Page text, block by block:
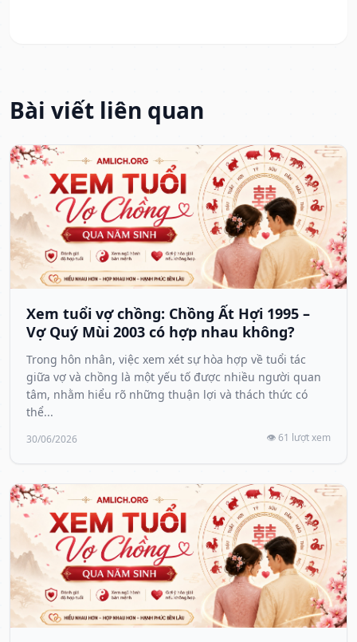
Bài viết liên quan
Xem tuổi vợ chồng: Chồng Ất Hợi 1995 –
Vợ Quý Mùi 2003 có hợp nhau không?
Trong hôn nhân, việc xem xét sự hòa hợp về tuổi tác
giữa vợ và chồng là một yếu tố được nhiều người quan
tâm, nhằm hiểu rõ những thuận lợi và thách thức có
thể...
30/06/2026 👁️ 61 lượt xem